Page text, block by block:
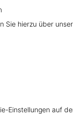
hierzu über unser
Einstellungen auf